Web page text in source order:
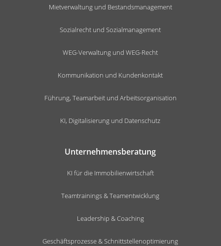
Mietverwaltung und Bestandsmanagement
Sozialrecht und Sozialmanagement
WEG-Verwaltung und WEG-Recht
Kommunikation und Kundenkontakt
Führung, Teamarbeit und Arbeitsorganisation
KI, Digitalisierung und Datenschutz
Unternehmensberatung
KI für die Immobilienwirtschaft
Teamtrainings & Teamentwicklung
Leadership & Coaching
Geschäftsprozesse & Schnittstellenoptimierung